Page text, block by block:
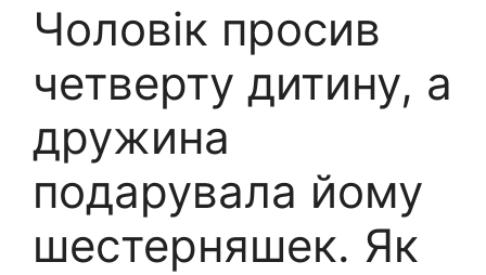
Чоловік просив
четверту дитину, а
дружина
подарувала йому
шестерняшек. Як